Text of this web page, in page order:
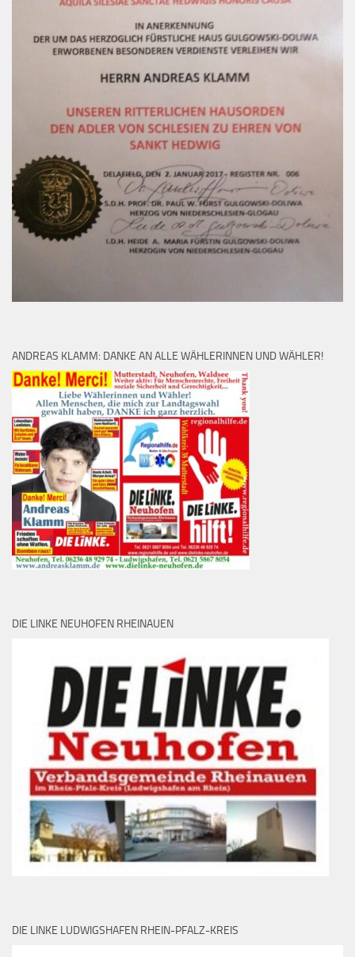
ANDREAS KLAMM: DANKE AN ALLE WÄHLERINNEN UND WÄHLER!
DIE LINKE NEUHOFEN RHEINAUEN
DIE LINKE LUDWIGSHAFEN RHEIN-PFALZ-KREIS